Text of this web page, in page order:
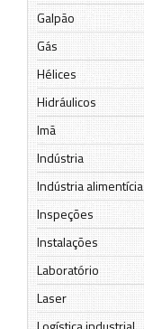
Galpão
Gás
Hélices
Hidráulicos
Imã
Indústria
Indústria alimentícia
Inspeções
Instalações
Laboratório
Laser